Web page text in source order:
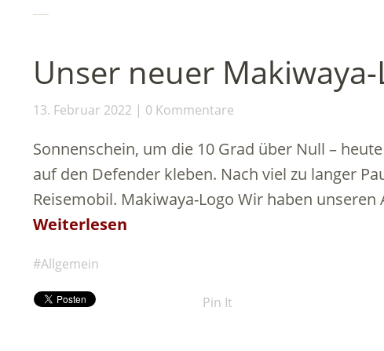
Unser neuer
13. Februar 2022 0 Kommentare
Sonnenschein, um die 10 Grad über Null –
auf den Defender kleben. Nach viel zu langer
Reisemobil. Makiwaya-Logo Wir haben
Weiterlesen
Allgemein
Pin It